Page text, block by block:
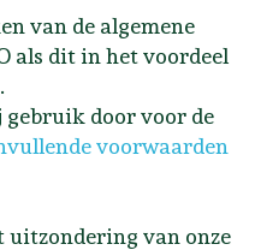
van de algemene
als dit in het voordeel
gebruik door voor de
voorwaarden
uitzondering van onze